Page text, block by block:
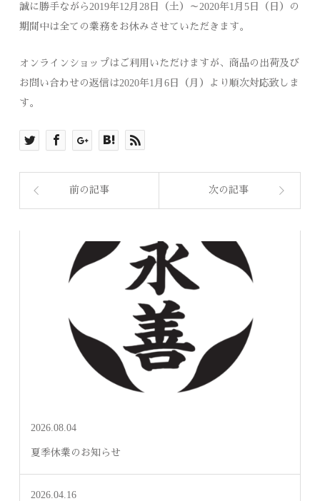
誠に勝手ながら2019年12月28日（土）～2020年1月5日（日）の
期間中は全ての業務をお休みさせていただきます。
オンラインショップはご利用いただけますが、商品の出荷及び
お問い合わせの返信は2020年1月6日（月）より順次対応致しま
す。
前の記事 次の記事
2026.08.04
夏季休業のお知らせ
2026.04.16